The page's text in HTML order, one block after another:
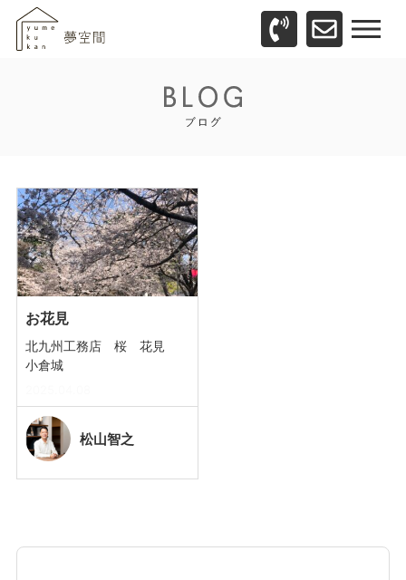
お花見
北九州工務店 桜 花見
小倉城
松山智之